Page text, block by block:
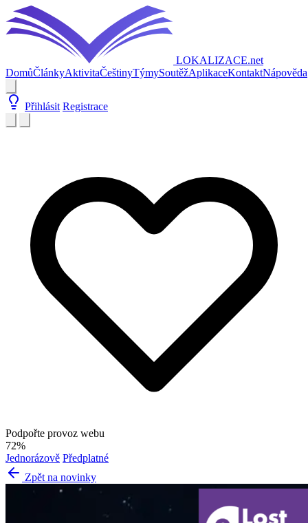
LOKALIZACE.net
DomůČlánkyAktivitaČeštinyTýmySoutěžAplikaceKontaktNápověda
Přihlásit Registrace
Podpořte provoz webu
72%
Jednorázově Předplatné
Zpět na novinky